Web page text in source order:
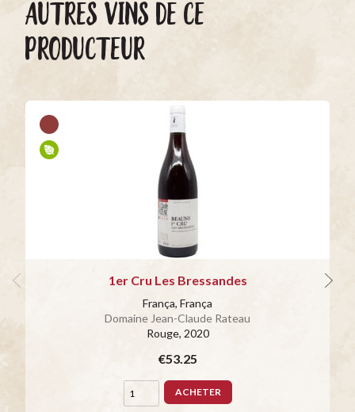
AUTRES VINS DE CE
PRODUCTEUR
1er Cru Les Bressandes
França, França
Domaine Jean-Claude Rateau
Rouge, 2020
€53.25
ACHETER